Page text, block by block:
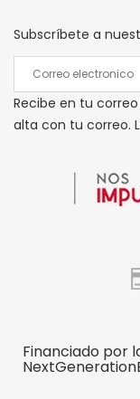
Subscríbete a
Recibe en tu
alta con tu correo.
Financiado por